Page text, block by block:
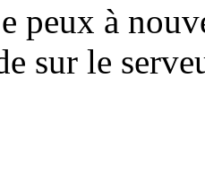
peux à
sur le